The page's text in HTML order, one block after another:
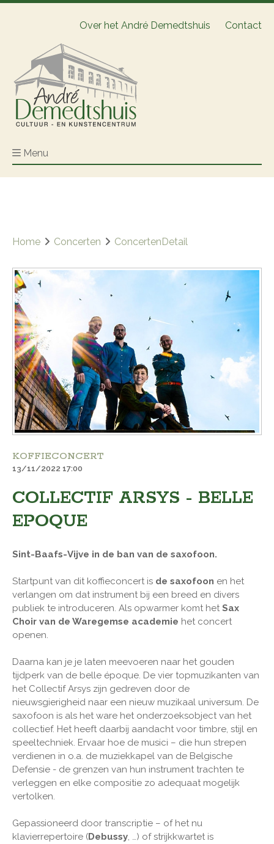
Over het André Demedtshuis Contact
Menu
Home Concerten ConcertenDetail
KOFFIECONCERT
13/11/2022 17:00
COLLECTIF ARSYS - BELLE
EPOQUE
Sint-Baafs-Vijve in de ban van de saxofoon.
Startpunt van dit koffieconcert is de saxofoon en het
verlangen om dat instrument bij een breed en divers
publiek te introduceren. Als opwarmer komt het Sax
Choir van de Waregemse academie het concert
openen.
Daarna kan je je laten meevoeren naar het gouden
tijdperk van de belle époque. De vier topmuzikanten van
het Collectif Arsys zijn gedreven door de
nieuwsgierigheid naar een nieuw muzikaal universum. De
saxofoon is als het ware het onderzoeksobject van het
collectief. Het heeft daarbij aandacht voor timbre, stijl en
speeltechniek. Ervaar hoe de musici – die hun strepen
verdienen in o.a. de muziekkapel van de Belgische
Defensie - de grenzen van hun instrument trachten te
verleggen en elke compositie zo adequaat mogelijk
vertolken.
Gepassioneerd door transcriptie – of het nu
klavierrepertoire (Debussy, …) of strijkkwartet is